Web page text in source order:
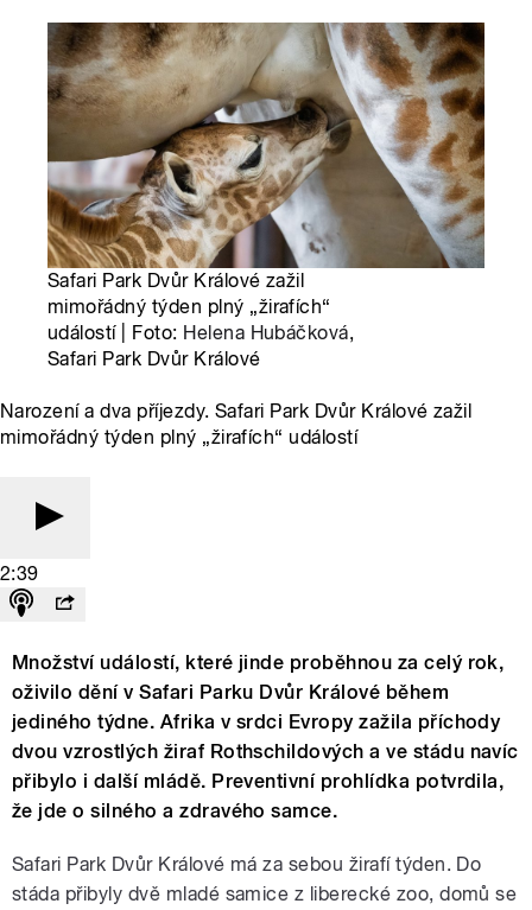
Safari Park Dvůr Králové zažil
mimořádný týden plný „žirafích“
událostí | Foto: Helena Hubáčková,
Safari Park Dvůr Králové
Narození a dva příjezdy. Safari Park Dvůr Králové zažil
mimořádný týden plný „žirafích“ událostí
2:39
Množství událostí, které jinde proběhnou za celý rok,
oživilo dění v Safari Parku Dvůr Králové během
jediného týdne. Afrika v srdci Evropy zažila příchody
dvou vzrostlých žiraf Rothschildových a ve stádu navíc
přibylo i další mládě. Preventivní prohlídka potvrdila,
že jde o silného a zdravého samce.
Safari Park Dvůr Králové má za sebou žirafí týden. Do
stáda přibyly dvě mladé samice z liberecké zoo, domů se